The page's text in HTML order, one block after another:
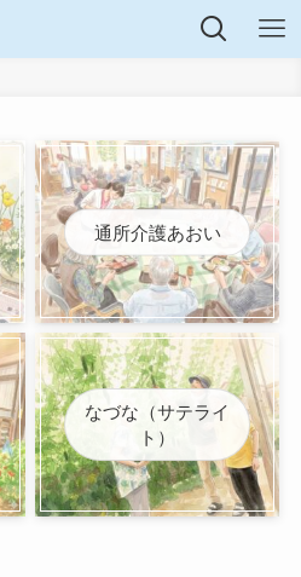
通所介護あおい
なづな（サテライ
ト）